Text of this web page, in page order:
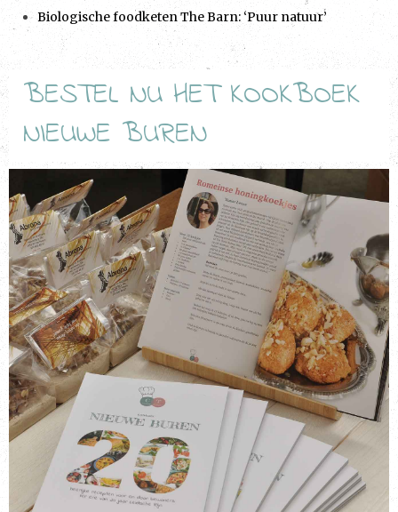
Biologische foodketen The Barn: ‘Puur natuur’
BESTEL NU HET KOOKBOEK
NIEUWE BUREN